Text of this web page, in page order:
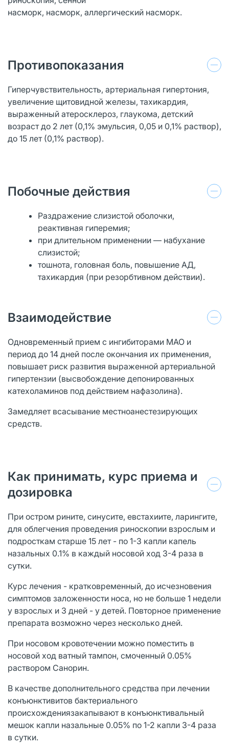
насморк, насморк, аллергический насморк.
Противопоказания
Гиперчувствительность, артериальная гипертония,
увеличение щитовидной железы, тахикардия,
выраженный атеросклероз, глаукома, детский
возраст до 2 лет (0,1% эмульсия, 0,05 и 0,1% раствор),
до 15 лет (0,1% раствор).
Побочные действия
Раздражение слизистой оболочки,
реактивная гиперемия;
при длительном применении — набухание
слизистой;
тошнота, головная боль, повышение АД,
тахикардия (при резорбтивном действии).
Взаимодействие
Одновременный прием с ингибиторами МАО и
период до 14 дней после окончания их применения,
повышает риск развития выраженной артериальной
гипертензии (высвобождение депонированных
катехоламинов под действием нафазолина).
Замедляет всасывание местноанестезирующих
средств.
Как принимать, курс приема и
дозировка
При остром рините, синусите, евстахиите, ларингите,
для облегчения проведения риноскопии взрослым и
подросткам старше 15 лет - по 1-3 капли капель
назальных 0.1% в каждый носовой ход 3-4 раза в
сутки.
Курс лечения - кратковременный, до исчезновения
симптомов заложенности носа, но не больше 1 недели
у взрослых и 3 дней - у детей. Повторное применение
препарата возможно через несколько дней.
При носовом кровотечении можно поместить в
носовой ход ватный тампон, смоченный 0.05%
раствором Санорин.
В качестве дополнительного средства при лечении
конъюнктивитов бактериального
происхождениязакапывают в конъюнктивальный
мешок капли назальные 0.05% по 1-2 капли 3-4 раза
в сутки.